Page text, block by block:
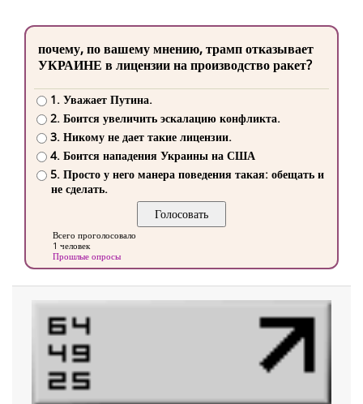
почему, по вашему мнению, трамп отказывает
УКРАИНЕ в лицензии на производство ракет?
1. Уважает Путина.
2. Боится увеличить эскалацию конфликта.
3. Никому не дает такие лицензии.
4. Боится нападения Украины на США
5. Просто у него манера поведения такая: обещать и
не сделать.
Всего проголосовало
1 человек
Прошлые опросы